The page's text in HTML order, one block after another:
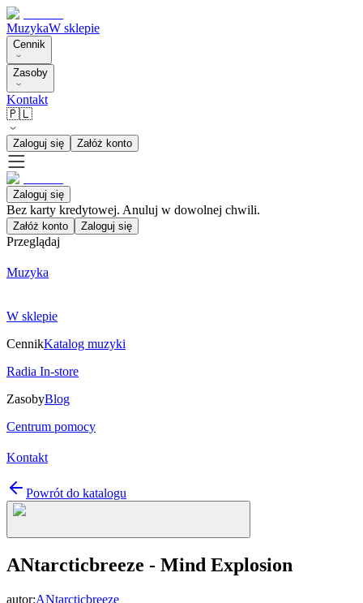
MuzykaW sklepie
Cennik
Zasoby
Kontakt
🇵🇱
Zaloguj się Załóż konto
Zaloguj się
Bez karty kredytowej. Anuluj w dowolnej chwili.
Załóż konto Zaloguj się
Przeglądaj
Muzyka
W sklepie
CennikKatalog muzyki
Radia In-store
ZasobyBlog
Centrum pomocy
Kontakt
Powrót do katalogu
ANtarcticbreeze - Mind Explosion
autor:ANtarcticbreeze